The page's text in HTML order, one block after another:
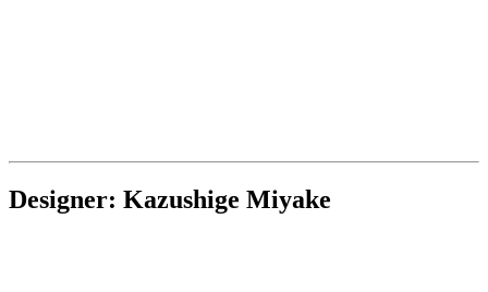
Designer: Kazushige Miyake